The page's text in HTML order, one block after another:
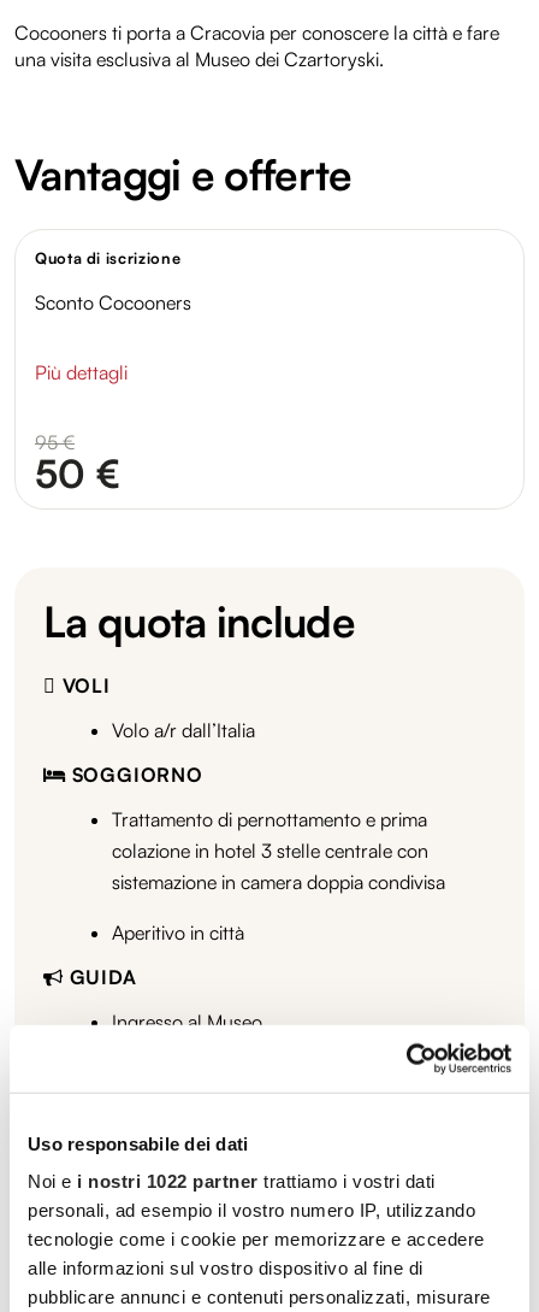
Uso responsabile dei dati
Noi e i nostri 1022 partner trattiamo i vostri dati
personali, ad esempio il vostro numero IP, utilizzando
tecnologie come i cookie per memorizzare e accedere
alle informazioni sul vostro dispositivo al fine di
pubblicare annunci e contenuti personalizzati, misurare
Cocooners ti porta a Cracovia per conoscere la città e fare
una visita esclusiva al Museo dei Czartoryski.
Vantaggi e offerte
Quota di iscrizione
Sconto Cocooners
Più dettagli
95 €
50 €
La quota include
VOLI
Volo a/r dall’Italia
SOGGIORNO
Trattamento di pernottamento e prima
colazione in hotel 3 stelle centrale con
sistemazione in camera doppia condivisa
Aperitivo in città
GUIDA
Ingresso al Museo
Date e tariffe disponibili